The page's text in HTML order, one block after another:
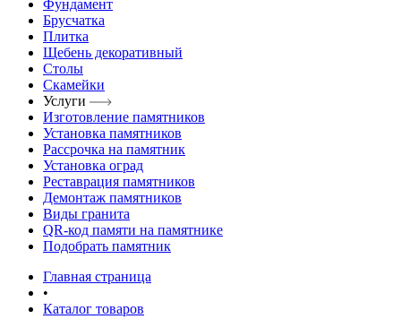
Фундамент
Брусчатка
Плитка
Щебень декоративный
Столы
Скамейки
Услуги
Изготовление памятников
Установка памятников
Рассрочка на памятник
Установка оград
Реставрация памятников
Демонтаж памятников
Виды гранита
QR-код памяти на памятнике
Подобрать памятник
Главная страница
•
Каталог товаров